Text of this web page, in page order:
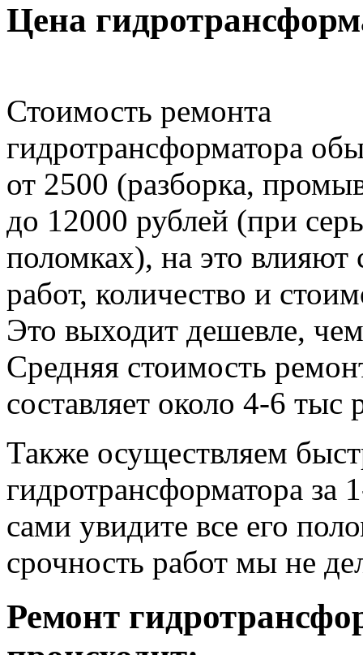
Цена
Стоимость ремонта
гидротрансформатора
от 2500 (разборка,
до 12000 рублей (при
поломках), на это влияют
работ, количество и
Это выходит дешевле,
Средняя стоимость
составляет около 4-6 тыс
Также осуществляем
гидротрансформатора
сами увидите все его
срочность работ мы не
Ремонт